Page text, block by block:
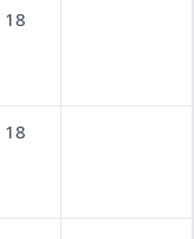
18
18